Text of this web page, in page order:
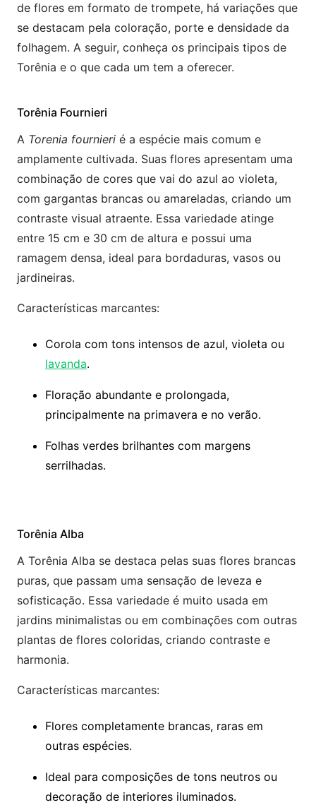
de flores em formato de trompete, há variações que
se destacam pela coloração, porte e densidade da
folhagem. A seguir, conheça os principais tipos de
Torênia e o que cada um tem a oferecer.
Torênia Fournieri
A Torenia fournieri é a espécie mais comum e
amplamente cultivada. Suas flores apresentam uma
combinação de cores que vai do azul ao violeta,
com gargantas brancas ou amareladas, criando um
contraste visual atraente. Essa variedade atinge
entre 15 cm e 30 cm de altura e possui uma
ramagem densa, ideal para bordaduras, vasos ou
jardineiras.
Características marcantes:
Corola com tons intensos de azul, violeta ou
lavanda.
Floração abundante e prolongada,
principalmente na primavera e no verão.
Folhas verdes brilhantes com margens
serrilhadas.
Torênia Alba
A Torênia Alba se destaca pelas suas flores brancas
puras, que passam uma sensação de leveza e
sofisticação. Essa variedade é muito usada em
jardins minimalistas ou em combinações com outras
plantas de flores coloridas, criando contraste e
harmonia.
Características marcantes:
Flores completamente brancas, raras em
outras espécies.
Ideal para composições de tons neutros ou
decoração de interiores iluminados.